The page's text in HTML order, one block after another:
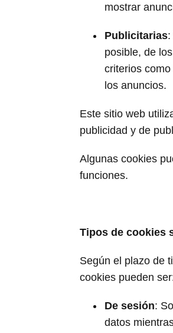
mostrar
Publicitarias:
posible, de
criterios
los anuncios.
Este sitio web
publicidad y de
Algunas cookies
funciones.
Tipos de cookies
Según el plazo de
cookies pueden
De sesión:
datos